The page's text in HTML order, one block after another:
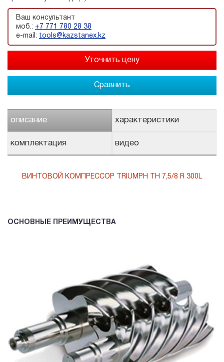
Ваш консультант
моб.: +7 771 780 28 38
e-mail: tools@kazstanex.kz
Сравнить
описание характеристики
комплектация видео
ВИНТОВОЙ КОМПРЕССОР TRIUMPH TH 7,5/8 R 300L
ОСНОВНЫЕ ПРЕИМУЩЕСТВА